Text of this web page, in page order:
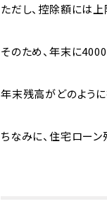
ただし、控除額には
そのため、年末に
年末残高がどのように
ちなみに、住宅ロー